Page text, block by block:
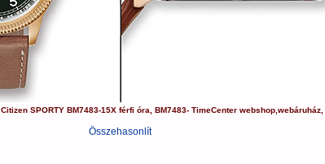
Citizen SPORTY BM7483-15X férfi óra BM7483- TimeCenter webshop, webáruház,
Összehasonlít